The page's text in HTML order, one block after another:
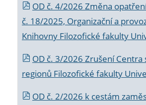
OD č. 4/2026 Změna
č. 18/2025, Organizační a
Knihovny Filozofické fakulty
OD č. 3/2026 Zrušení Centra
regionů Filozofické fakulty
OD č. 2/2026 k cestám